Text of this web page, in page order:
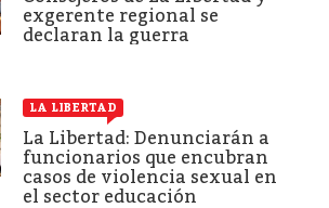
exgerente regional se
declaran la guerra
LA LIBERTAD
La Libertad: Denunciarán a
funcionarios que encubran
casos de violencia sexual en
el sector educación